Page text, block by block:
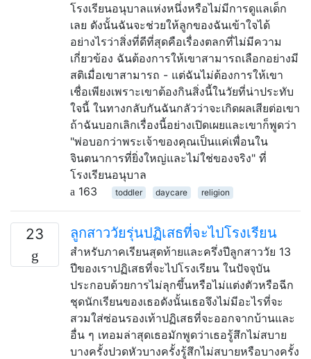
โรงเรียนอนุบาลแห่งหนึ่งหรือไม่มีการดูแลเด็ก
เลย ดังนั้นฉันจะช่วยให้ลูกของฉันเข้าใจได้
อย่างไรว่าสิ่งที่ดีที่สุดคือเรื่องตลกที่ไม่มีความ
เกี่ยวข้อง ฉันต้องการให้เขาสามารถเลือกอย่างมี
สติเมื่อเขาสามารถ - แต่ฉันไม่ต้องการให้เขา
เชื่อเพียงเพราะเขาต้องกินสิ่งนี้ในวัยที่น่าประทับ
ใจนี้ ในทางกลับกันฉันกลัวว่าจะเกิดผลเสียต่อเขา
ถ้าฉันบอกเลิกเรื่องนี้อย่างเปิดเผยและเขาก็พูดว่า
"พ่อบอกว่าพระเจ้าของคุณเป็นแค่เพื่อนใน
จินตนาการที่ยิ่งใหญ่และไม่ใช่ของจริง" ที่
โรงเรียนอนุบาล
163
toddler daycare religion
23 ลูกสาววัยรุ่นปฏิเสธที่จะไปโรงเรียน
สำหรับภาคเรียนสุดท้ายและครึ่งปีลูกสาววัย 13
ปีของเราปฏิเสธที่จะไปโรงเรียน ในปัจจุบัน
ประกอบด้วยการไม่ลุกขึ้นหรือไม่แต่งตัวหรือฉีก
ชุดนักเรียนของเธอดังนั้นเธอจึงไม่มีอะไรที่จะ
สวมใส่ซ่อนรองเท้าปฏิเสธที่จะออกจากบ้านและ
อื่น ๆ เทอมล่าสุดเธอมักพูดว่าเธอรู้สึกไม่สบาย
บางครั้งปวดหัวบางครั้งรู้สึกไม่สบายหรือบางครั้ง